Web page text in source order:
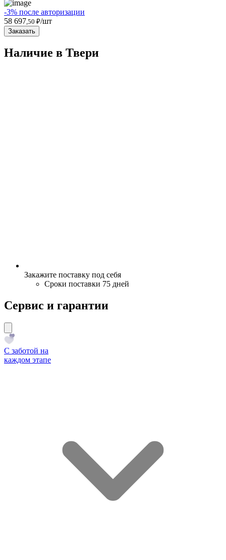
-3% после авторизации
58 697 ,50 ₽/шт
Заказать
Наличие в Твери
Закажите поставку под себя
Сроки поставки 75 дней
Сервис и гарантии
С заботой на
каждом этапе